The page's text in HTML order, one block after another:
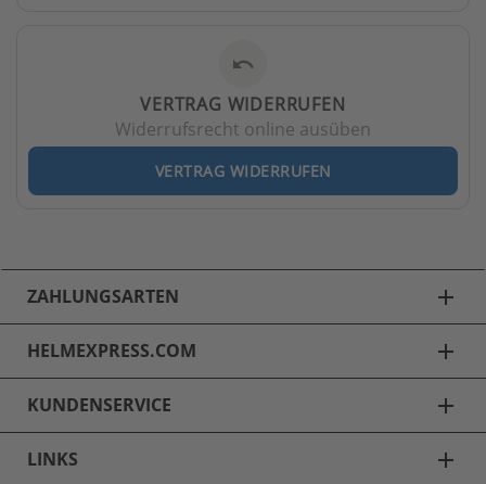
undo
VERTRAG WIDERRUFEN
Widerrufsrecht online ausüben
VERTRAG WIDERRUFEN
ZAHLUNGSARTEN add
HELMEXPRESS.COM add
KUNDENSERVICE add
LINKS add